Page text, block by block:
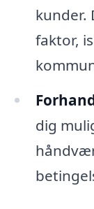
kunder.
faktor,
dig